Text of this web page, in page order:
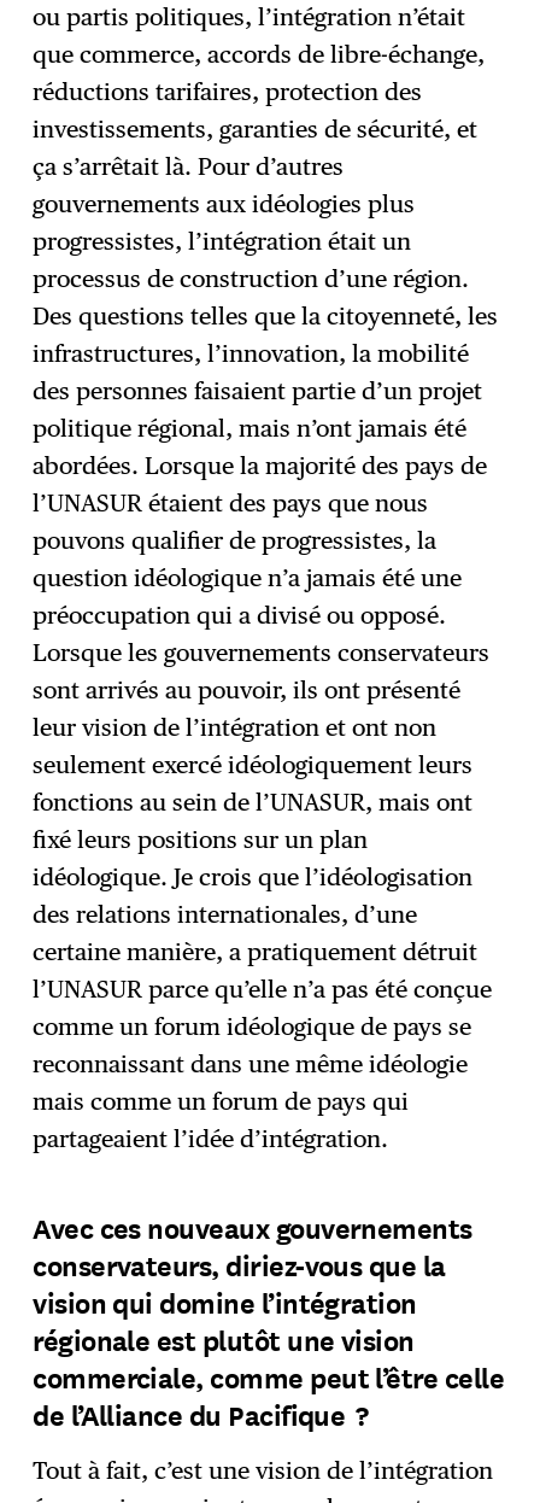
ou partis politiques, l’intégration n’était
que commerce, accords de libre-échange,
réductions tarifaires, protection des
investissements, garanties de sécurité, et
ça s’arrêtait là. Pour d’autres
gouvernements aux idéologies plus
progressistes, l’intégration était un
processus de construction d’une région.
Des questions telles que la citoyenneté, les
infrastructures, l’innovation, la mobilité
des personnes faisaient partie d’un projet
politique régional, mais n’ont jamais été
abordées. Lorsque la majorité des pays de
l’UNASUR étaient des pays que nous
pouvons qualifier de progressistes, la
question idéologique n’a jamais été une
préoccupation qui a divisé ou opposé.
Lorsque les gouvernements conservateurs
sont arrivés au pouvoir, ils ont présenté
leur vision de l’intégration et ont non
seulement exercé idéologiquement leurs
fonctions au sein de l’UNASUR, mais ont
fixé leurs positions sur un plan
idéologique. Je crois que l’idéologisation
des relations internationales, d’une
certaine manière, a pratiquement détruit
l’UNASUR parce qu’elle n’a pas été conçue
comme un forum idéologique de pays se
reconnaissant dans une même idéologie
mais comme un forum de pays qui
partageaient l’idée d’intégration.
Avec ces nouveaux gouvernements
conservateurs, diriez-vous que la
vision qui domine l’intégration
régionale est plutôt une vision
commerciale, comme peut l’être celle
de l’Alliance du Pacifique ?
Tout à fait, c’est une vision de l’intégration